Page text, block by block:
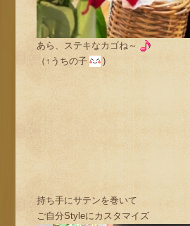
あら、ステキなカゴね～
（↑うちの子
)
持ち手にサテンを巻いて
ご自分Styleにカスタマイズ